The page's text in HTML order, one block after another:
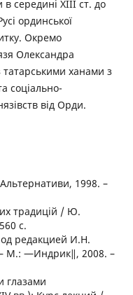
середині ХІІІ ст. до
ординської
Окремо
Олександра
татарськими ханами з
соціально-
від Орди.
1998. –
традицій / Ю.
с.
редакцией И.Н.
М.: ―Индрик‖, 2008. –
глазами